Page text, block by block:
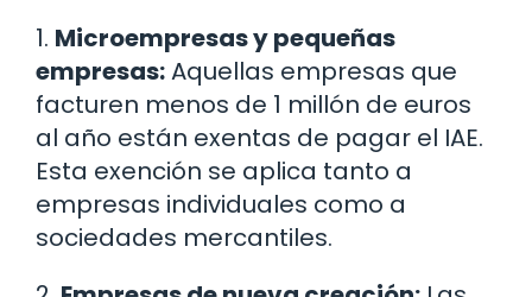
1. Microempresas y pequeñas
empresas:Aquellas empresas que
facturen menos de 1 millón de euros
al año están exentas de pagar el IAE.
Esta exención se aplica tanto a
empresas individuales como a
sociedades mercantiles.